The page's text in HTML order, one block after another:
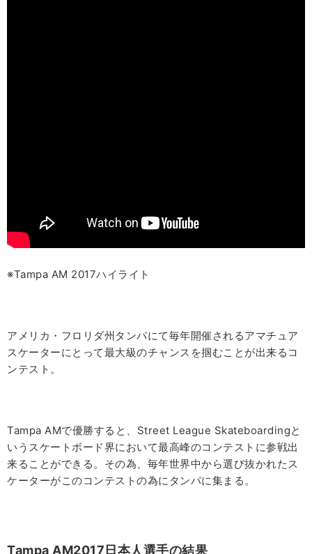
※Tampa AM 2017ハイライト
アメリカ・フロリダ州タンパにて毎年開催されるアマチュア
スケーターにとって最大級のチャンスを掴むことが出来るコ
ンテスト。
Tampa AMで優勝すると、 Street League Skateboardingと
いうスケートボード界において最高峰のコンテストに参戦出
来ることができる。その為、毎年世界中から選び抜かれたス
ケーターがこのコンテストの為にタンパに集まる。
Tampa AM2017日本人選手の結果